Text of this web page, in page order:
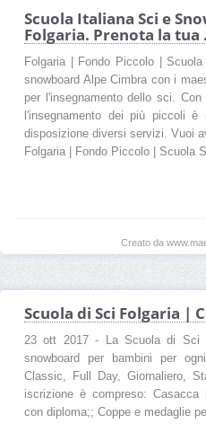
Scuola Italiana Sci e
Folgaria. Prenota la tua
Folgaria | Fondo Piccolo |
snowboard Alpe Cimbra con i
per l'insegnamento dello sci.
l'insegnamento dei più piccoli
disposizione diversi servizi. Vuoi
Folgaria | Fondo Piccolo | Scuola
Creato da
Scuola di Sci Folgaria |
23 ott 2017 - La Scuola di Sci
snowboard per bambini per
Classic, Full Day, Giornaliero,
iscrizione è compreso:
con diploma;; Coppe e medaglie